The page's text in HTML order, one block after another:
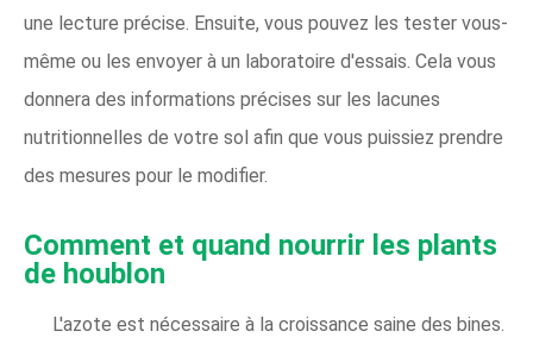
une lecture précise. Ensuite, vous pouvez les tester vous-
même ou les envoyer à un laboratoire d'essais. Cela vous
donnera des informations précises sur les lacunes
nutritionnelles de votre sol afin que vous puissiez prendre
des mesures pour le modifier.
Comment et quand nourrir les plants
de houblon
L'azote est nécessaire à la croissance saine des bines.